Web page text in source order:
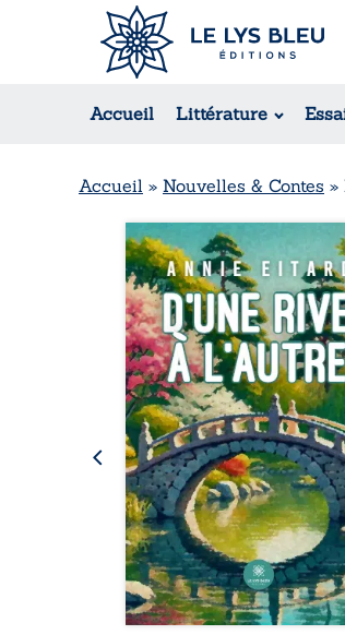
Accueil Littérature
Romans
Suspense / Thriller /
Accueil » Nouvelles & Contes »